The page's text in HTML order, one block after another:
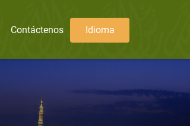
Contáctenos Idioma